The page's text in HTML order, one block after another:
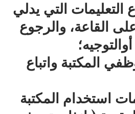
التعليمات التي يدلي
القاعة، والرجوع
المكتبة واتباع
استخدام المكتبة